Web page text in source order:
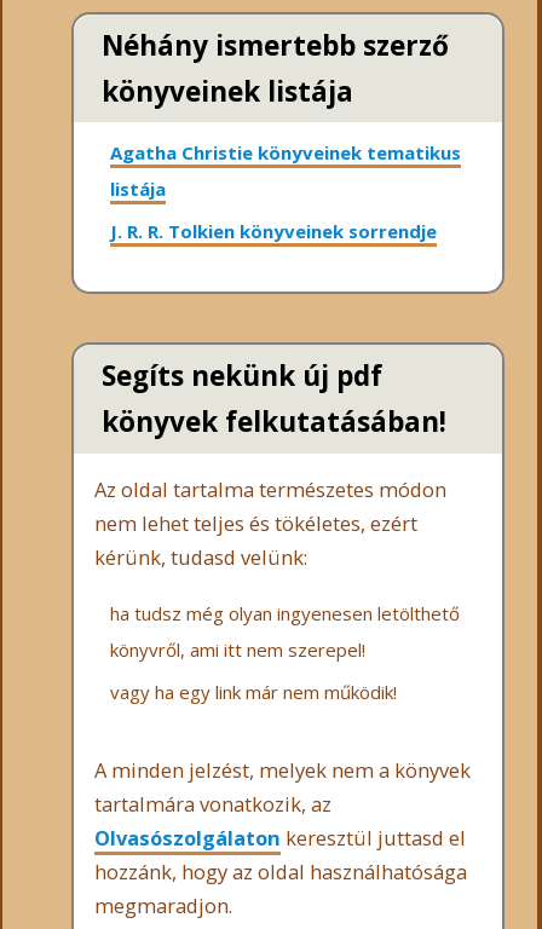
Néhány ismertebb szerző
könyveinek listája
Agatha Christie könyveinek tematikus
listája
J. R. R. Tolkien könyveinek sorrendje
Segíts nekünk új pdf
könyvek felkutatásában!
Az oldal tartalma természetes módon
nem lehet teljes és tökéletes, ezért
kérünk, tudasd velünk:
ha tudsz még olyan ingyenesen letölthető
könyvről, ami itt nem szerepel!
vagy ha egy link már nem működik!
A minden jelzést, melyek nem a könyvek
tartalmára vonatkozik, az
Olvasószolgálaton keresztül juttasd el
hozzánk, hogy az oldal használhatósága
megmaradjon.